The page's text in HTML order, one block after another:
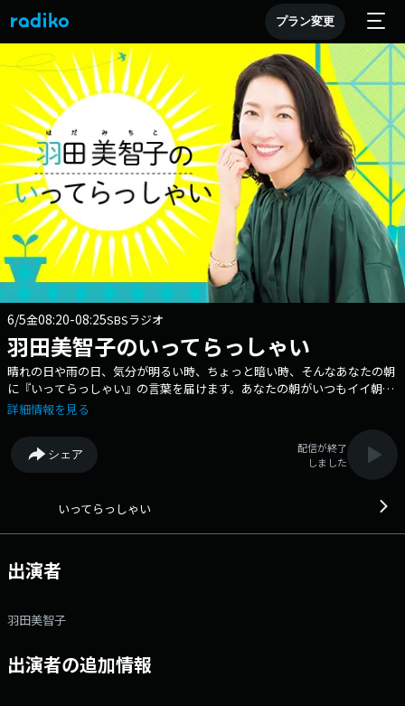
プラン変更
6/5金08:20-08:25SBSラジオ
羽田美智子のいってらっしゃい
晴れの日や雨の日、気分が明るい時、ちょっと暗い時、そんなあなたの朝
に『いってらっしゃい』の言葉を届けます。あなたの朝がいつもイイ朝で
ありますように…
詳細情報を見る
シェア
配信が終了
しました
いってらっしゃい
出演者
羽田美智子
出演者の追加情報